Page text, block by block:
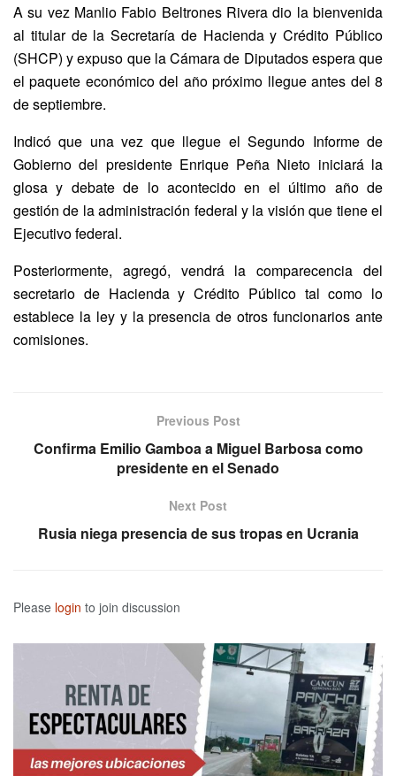
A su vez Manlio Fabio Beltrones Rivera dio la bienvenida
al titular de la Secretaría de Hacienda y Crédito Público
(SHCP) y expuso que la Cámara de Diputados espera que
el paquete económico del año próximo llegue antes del 8
de septiembre.
Indicó que una vez que llegue el Segundo Informe de
Gobierno del presidente Enrique Peña Nieto iniciará la
glosa y debate de lo acontecido en el último año de
gestión de la administración federal y la visión que tiene el
Ejecutivo federal.
Posteriormente, agregó, vendrá la comparecencia del
secretario de Hacienda y Crédito Público tal como lo
establece la ley y la presencia de otros funcionarios ante
comisiones.
Previous Post
Confirma Emilio Gamboa a Miguel Barbosa como
presidente en el Senado
Next Post
Rusia niega presencia de sus tropas en Ucrania
Please login to join discussion